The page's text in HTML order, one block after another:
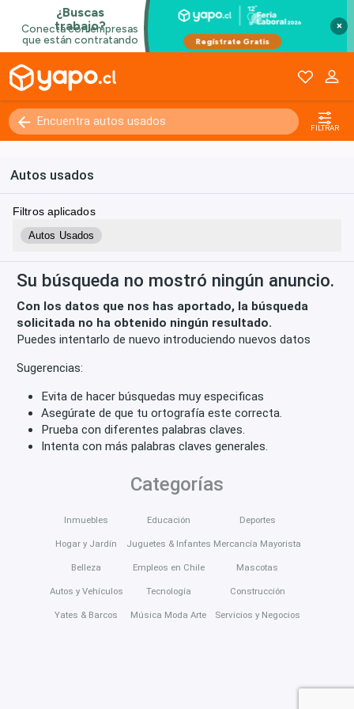
×
FILTRAR
Autos usados
Filtros aplicados
Autos Usados
Su búsqueda no mostró ningún anuncio.
Con los datos que nos has aportado, la búsqueda
solicitada no ha obtenido ningún resultado.
Puedes intentarlo de nuevo introduciendo nuevos datos
Sugerencias:
Evita de hacer búsquedas muy especificas
Asegúrate de que tu ortografía este correcta.
Prueba con diferentes palabras claves.
Intenta con más palabras claves generales.
Categorías
Inmuebles
Hogar y Jardín
Belleza
Autos y Vehículos
Yates & Barcos
Educación
Juguetes & Infantes
Empleos en Chile
Tecnología
Música Moda Arte
Deportes
Mercancía Mayorista
Mascotas
Construcción
Servicios y Negocios
Kilómetros 0 - 250000+